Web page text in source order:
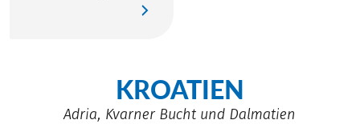
entwickelt wurde.KROATIEN
Adria, Kvarner Bucht und Dalmatien